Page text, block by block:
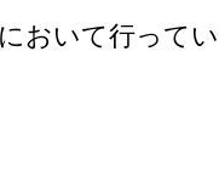
おいて行ってい